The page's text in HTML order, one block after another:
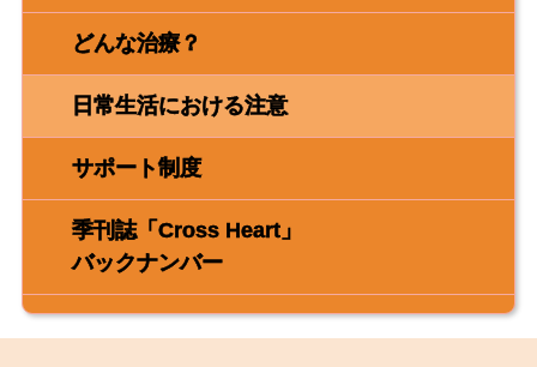
どんな治療？
日常生活における注意
サポート制度
季刊誌「Cross Heart」
バックナンバー